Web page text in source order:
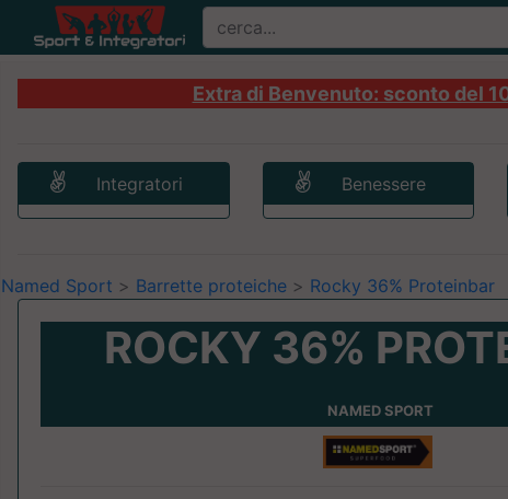
Extra di Benvenuto: sconto del
Integratori Benessere
Named Sport > Barrette proteiche > Rocky 36% Proteinbar
ROCKY 36%
NAMED SPORT